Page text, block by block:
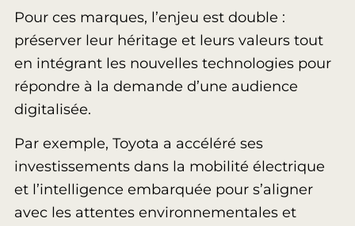
Pour ces marques, l’enjeu est double :
préserver leur héritage et leurs valeurs tout
en intégrant les nouvelles technologies pour
répondre à la demande d’une audience
digitalisée.
Par exemple, Toyota a accéléré ses
investissements dans la mobilité électrique
et l’intelligence embarquée pour s’aligner
avec les attentes environnementales et